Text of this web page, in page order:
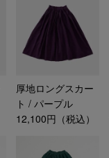
厚地ロングスカー
ト / パープル
12,100円（税込）